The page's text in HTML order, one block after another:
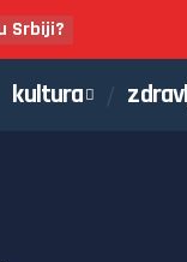
Srbiji?
kultura